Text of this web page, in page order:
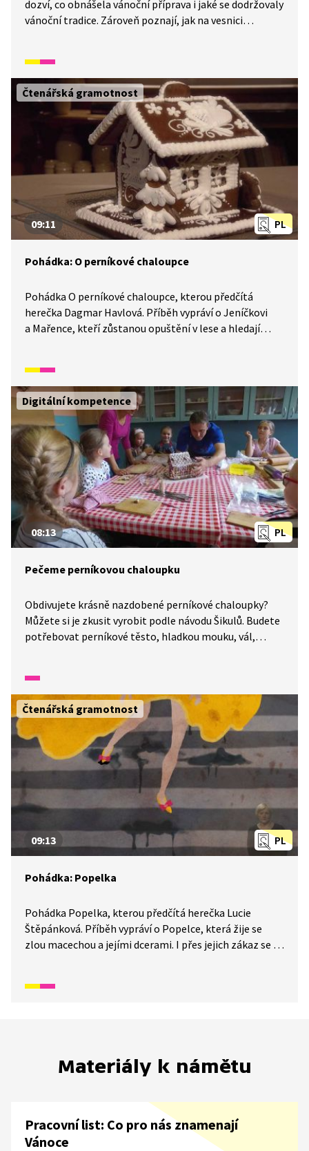
dozví, co obnášela vánoční příprava i jaké se dodržovaly
vánoční tradice. Zároveň poznají, jak na vesnici
ukáže, jak naši předkové žili na vsi skromné, ale veselé
životy v souladu s přírodou. Video inspirované lidovými
zvyky a písněmi navazuje na poetiku klasických
Trnkových filmů. Pohádka je vhodná také jako
doplňkový materiál k výuce češtiny pro cizince.
Čtenářská gramotnost
PL
09:11
Pohádka: O perníkové chaloupce
Pohádka O perníkové chaloupce, kterou předčítá
herečka Dagmar Havlová. Příběh vypráví o Jeníčkovi
a Mařence, kteří zůstanou opuštění v lese a hledají
Digitální kompetence
PL
08:13
Pečeme perníkovou chaloupku
Obdivujete krásně nazdobené perníkové chaloupky?
Můžete si je zkusit vyrobit podle návodu Šikulů. Budete
potřebovat perníkové těsto, hladkou mouku, vál,
na zdobení, čas a trpělivost. Odměnou nám bude
vánoční nálada, kterou nám ozdobená chaloupka
pomůže vytvořit.
Čtenářská gramotnost
PL
09:13
Pohádka: Popelka
Pohádka Popelka, kterou předčítá herečka Lucie
Štěpánková. Příběh vypráví o Popelce, která žije se
zlou macechou a jejími dcerami. I přes jejich zákaz se jí
ztracený střevíček.
Materiály k námětu
Pracovní list: Co pro nás znamenají
Vánoce